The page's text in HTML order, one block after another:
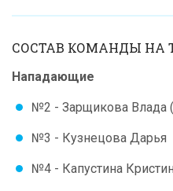
СОСТАВ КОМАНДЫ НА
Нападающие
№2 - Зарщикова Влада
№3 - Кузнецова Дарья
№4 - Капустина